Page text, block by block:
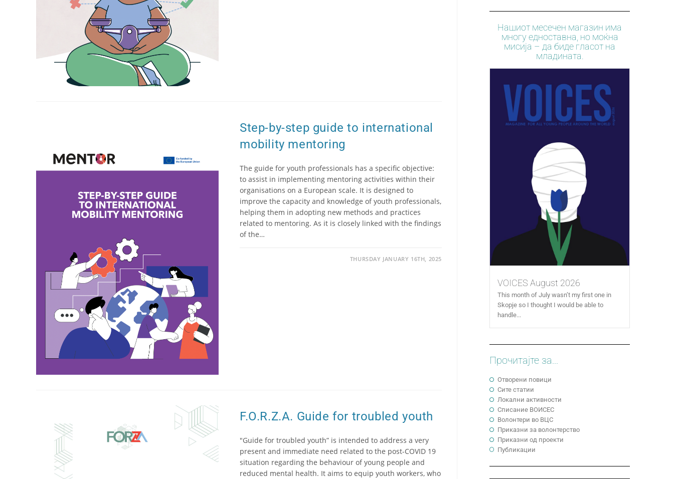
Step-by-step guide to international
mobility mentoring
The guide for youth professionals has a specific objective:
to assist in implementing mentoring activities within their
organisations on a European scale. It is designed to
improve the capacity and knowledge of youth professionals,
helping them in adopting new methods and practices
related to mentoring. As it is closely linked with the findings
of the…
THURSDAY JANUARY 16TH, 2025
F.O.R.Z.A. Guide for troubled youth
"Guide for troubled youth” is intended to address a very
present and immediate need related to the post-COVID 19
situation regarding the behaviour of young people and
reduced mental health. It aims to equip youth workers, who
Нашиот месечен магазин има
многу едноставна, но моќна
мисија – да биде гласот на
младината.
VOICES August 2026
This month of July wasn’t my first one in
Skopje so I thought I would be able to
handle...
Прочитајте за...
Отворени повици
Сите статии
Локални активности
Cписание ВОИСЕС
Волонтери во ВЦС
Приказни за волонтерство
Приказни од проекти
Публикации